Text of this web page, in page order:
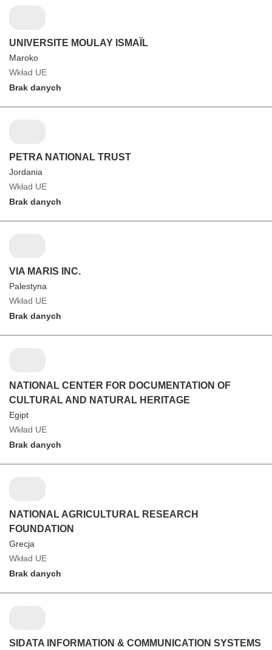
UNIVERSITE MOULAY ISMAÏL
Maroko
Wkład UE
Brak danych
PETRA NATIONAL TRUST
Jordania
Wkład UE
Brak danych
VIA MARIS INC.
Palestyna
Wkład UE
Brak danych
NATIONAL CENTER FOR DOCUMENTATION OF
CULTURAL AND NATURAL HERITAGE
Egipt
Wkład UE
Brak danych
NATIONAL AGRICULTURAL RESEARCH
FOUNDATION
Grecja
Wkład UE
Brak danych
SIDATA INFORMATION & COMMUNICATION SYSTEMS